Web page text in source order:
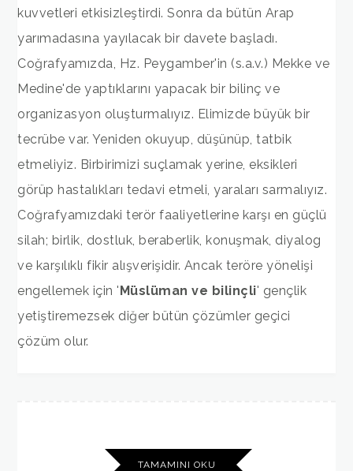
kuvvetleri etkisizleştirdi. Sonra da bütün Arap
yarımadasına yayılacak bir davete başladı.
Coğrafyamızda, Hz. Peygamber'in (s.a.v.) Mekke ve
Medine'de yaptıklarını yapacak bir bilinç ve
organizasyon oluşturmalıyız. Elimizde büyük bir
tecrübe var. Yeniden okuyup, düşünüp, tatbik
etmeliyiz. Birbirimizi suçlamak yerine, eksikleri
görüp hastalıkları tedavi etmeli, yaraları sarmalıyız.
Coğrafyamızdaki terör faaliyetlerine karşı en güçlü
silah; birlik, dostluk, beraberlik, konuşmak, diyalog
ve karşılıklı fikir alışverişidir. Ancak teröre yönelişi
engellemek için 'Müslüman ve bilinçli' gençlik
yetiştiremezsek diğer bütün çözümler geçici
çözüm olur.
TAMAMINI OKU